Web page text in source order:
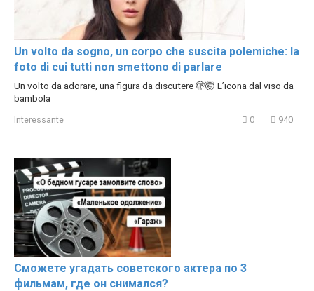
Un volto da sogno, un corpo che suscita polemiche: la
foto di cui tutti non smettono di parlare
Un volto da adorare, una figura da discutere 🫣🤯 L’icona dal viso da
bambola
Interessante 0 940
Сможете угадать советского актера по 3
фильмам, где он снимался?